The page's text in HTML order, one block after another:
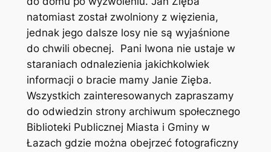
natomiast został zwolniony z więzienia,
jednak jego dalsze losy nie są wyjaśnione
do chwili obecnej. Pani Iwona nie ustaje w
staraniach odnalezienia jakichkolwiek
informacji o bracie mamy Janie Zięba.
Wszystkich zainteresowanych zapraszamy
do odwiedzin strony archiwum społecznego
Biblioteki Publicznej Miasta i Gminy w
Łazach gdzie można obejrzeć fotograficzny